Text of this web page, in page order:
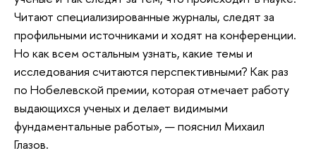
Читают специализированные журналы, следят за
профильными источниками и ходят на конференции.
Но как всем остальным узнать, какие темы и
исследования считаются перспективными? Как раз
по Нобелевской премии, которая отмечает работу
выдающихся ученых и делает видимыми
фундаментальные работы», — пояснил Михаил
Глазов.